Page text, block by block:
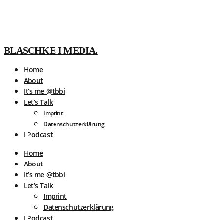
BLASCHKE I MEDIA.
Home
About
It’s me @tbbi
Let’s Talk
Imprint
Datenschutzerklärung
I Podcast
Home
About
It’s me @tbbi
Let’s Talk
Imprint
Datenschutzerklärung
I Podcast